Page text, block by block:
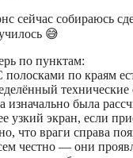
сейчас собираюсь
😅
по пунктам:
по краям
технические
изначально была
узкий экран, если
что враги справа
честно — они